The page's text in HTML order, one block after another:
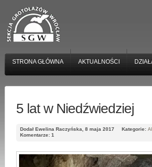
STRONA GŁÓWNA AKTUALNOŚCI
5 lat w Niedźwiedziej
Dodał Ewelina Raczyńska, 8 maja 2017 Kategorie:
Komentarze: 1